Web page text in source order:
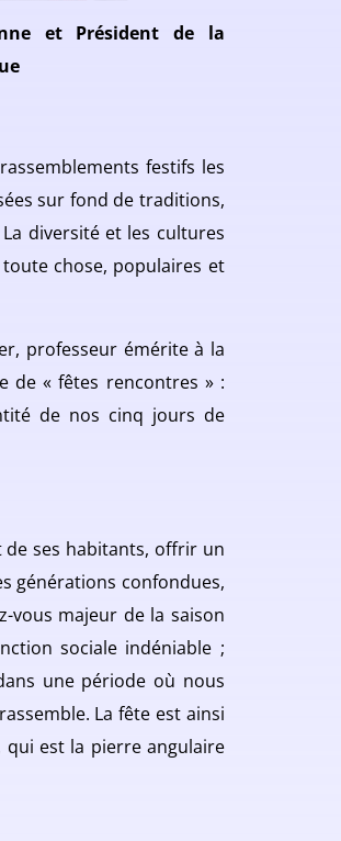
et Président de la
festifs les
sur fond de traditions,
diversité et les cultures
chose, populaires et
professeur émérite à la
de « fêtes rencontres » :
de nos cinq jours de
de ses habitants, offrir un
générations confondues,
vous majeur de la saison
sociale indéniable ;
une période où nous
La fête est ainsi
est la pierre angulaire